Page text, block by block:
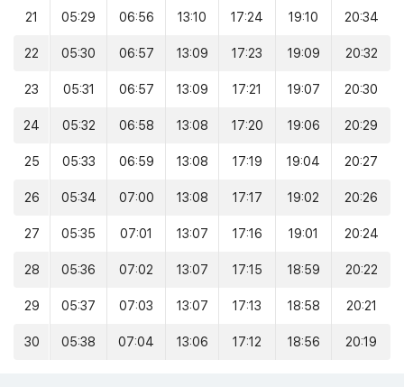
21 05:29 06:56 13:10 17:24 19:10 20:34
22 05:30 06:57 13:09 17:23 19:09 20:32
23 05:31 06:57 13:09 17:21 19:07 20:30
24 05:32 06:58 13:08 17:20 19:06 20:29
25 05:33 06:59 13:08 17:19 19:04 20:27
26 05:34 07:00 13:08 17:17 19:02 20:26
27 05:35 07:01 13:07 17:16 19:01 20:24
28 05:36 07:02 13:07 17:15 18:59 20:22
29 05:37 07:03 13:07 17:13 18:58 20:21
30 05:38 07:04 13:06 17:12 18:56 20:19